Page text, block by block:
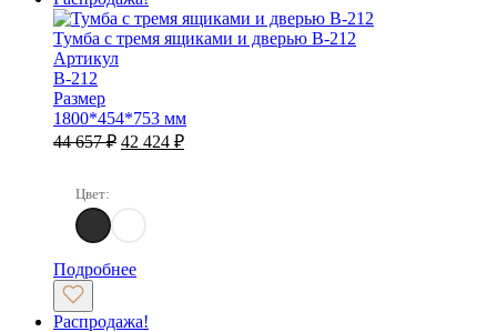
Тумба с тремя ящиками и дверью B-212
Артикул
B-212
Размер
1800*454*753 мм
44 657₽ Первоначальная
42 424 ₽Текущая
Цвет:
Сосна Касцина / Кубанит серый
Подробнее
Распродажа!